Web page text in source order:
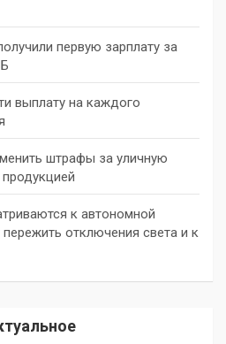
первую зарплату за
выплату на каждого
штрафы за уличную
к автономной
пережить отключения света и к